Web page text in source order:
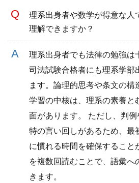
理系出身者や数学が得意な人
理解できますか？
理系出身者でも法律の勉強は
司法試験合格者にも理系学部
ます。論理的思考や条文の
学習の中核は、理系の素養と
面があります。 ただし、判
特の言い回しがあるため、最
に慣れる時間を確保すること
を複数回読むことで、語彙へ
きます。